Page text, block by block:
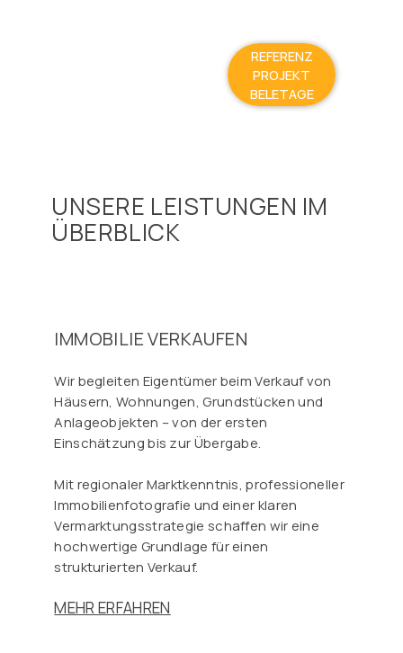
REFERENZ
PROJEKT
BELETAGE
UNSERE LEISTUNGEN IM
ÜBERBLICK
IMMOBILIE VERKAUFEN
Wir begleiten Eigentümer beim Verkauf von
Häusern, Wohnungen, Grundstücken und
Anlageobjekten – von der ersten
Einschätzung bis zur Übergabe.
Mit regionaler Marktkenntnis, professioneller
Immobilienfotografie und einer klaren
Vermarktungsstrategie schaffen wir eine
hochwertige Grundlage für einen
strukturierten Verkauf.
MEHR ERFAHREN